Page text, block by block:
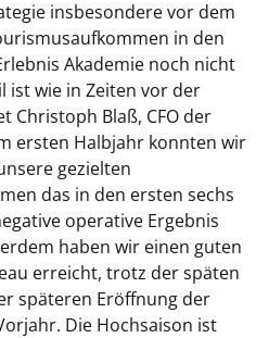
insbesondere vor dem
in den
Akademie noch nicht
ist wie in Zeiten vor der
Christoph Blaß, CFO der
ersten Halbjahr konnten wir
gezielten
das in den ersten sechs
operative Ergebnis
haben wir einen guten
erreicht, trotz der späten
späteren Eröffnung der
Die Hochsaison ist